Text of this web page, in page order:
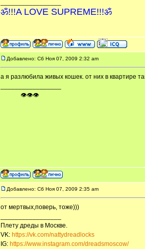
ॐ!!!A LOVE SUPREME!!!ॐ
Добавлено: Сб Ноя 07, 2009 2:32 am
а я разлюбила живых кошек. от них в квартире
ᅠ ᅠ ᅠ👁👁👁
Добавлено: Сб Ноя 07, 2009 2:35 am
от мертвых,поверь, тоже)))
Плету дреды в Москве.
VK: https://vk.com/nattydreadlocks
IG: https://www.instagram.com/dreadsmoscow/